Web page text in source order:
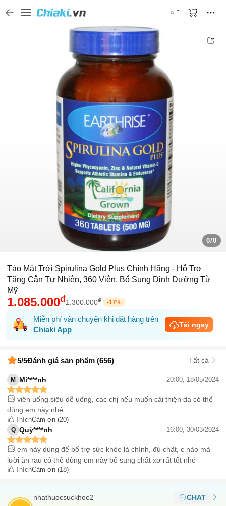
0/0
Tảo Mặt Trời Spirulina Gold Plus Chính Hãng - Hỗ Trợ
Tăng Cân Tự Nhiên, 360 Viên, Bổ Sung Dinh Dưỡng Từ
Mỹ
1.085.000đ1.300.000đ -17%
Miễn phí vận chuyển khi đặt hàng trên
Chiaki App
Tải ngay
5/5Đánh giá sản phẩm (656) Tất cả
M Mi****nh 20:00, 18/05/2024
viên uống siêu dễ uống, các chị nếu muốn cải thiện da có thể
dùng em này nhé
ThíchCảm ơn (20)
Q Quỳ****nh 16:00, 30/03/2024
em này dùng để bổ trợ sức khỏe là chính, đủ chất, c nào mà
lười ăn rau có thể dùng em này bổ sung chất xơ rất tốt nhé
ThíchCảm ơn (18)
nhathuocsuckhoe2 CHAT